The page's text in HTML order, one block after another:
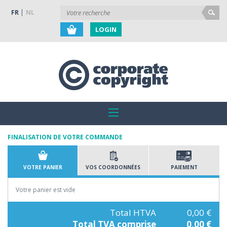
FR NL
LOGIN
FINALISATION DE VOTRE COMMANDE
VOTRE PANIER VOS COORDONNÉES PAIEMENT
Votre panier est vide
Total HTVA
0,00 €
Total TVA comprise
0,00 €